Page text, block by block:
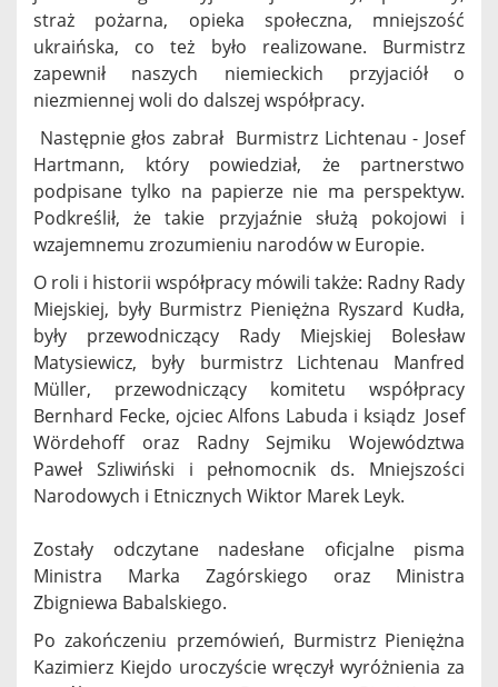
straż pożarna, opieka społeczna, mniejszość
ukraińska, co też było realizowane. Burmistrz
zapewnił naszych niemieckich przyjaciół o
niezmiennej woli do dalszej współpracy.
Następnie głos zabrał Burmistrz Lichtenau - Josef
Hartmann, który powiedział, że partnerstwo
podpisane tylko na papierze nie ma perspektyw.
Podkreślił, że takie przyjaźnie służą pokojowi i
wzajemnemu zrozumieniu narodów w Europie.
O roli i historii współpracy mówili także: Radny Rady
Miejskiej, były Burmistrz Pieniężna Ryszard Kudła,
były przewodniczący Rady Miejskiej Bolesław
Matysiewicz, były burmistrz Lichtenau Manfred
Müller, przewodniczący komitetu współpracy
Bernhard Fecke, ojciec Alfons Labuda i ksiądz Josef
Wördehoff oraz Radny Sejmiku Województwa
Paweł Szliwiński i pełnomocnik ds. Mniejszości
Narodowych i Etnicznych Wiktor Marek Leyk.
Zostały odczytane nadesłane oficjalne pisma
Ministra Marka Zagórskiego oraz Ministra
Zbigniewa Babalskiego.
Po zakończeniu przemówień, Burmistrz Pieniężna
Kazimierz Kiejdo uroczyście wręczył wyróżnienia za